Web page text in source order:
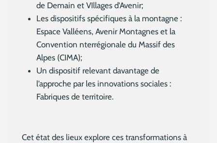
de Demain et VIllages d'Avenir;
Les dispositifs spécifiques à la montagne :
Espace Valléens, Avenir Montagnes et la
Convention nterrégionale du Massif des
Alpes (CIMA);
Un dispositif relevant davantage de
l’approche par les innovations sociales :
Fabriques de territoire.
Cet état des lieux explore ces transformations à